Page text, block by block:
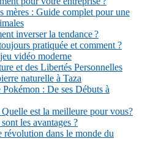
mères : Guide complet pour une
inverser la tendance ?
pratiquée et comment ?
vidéo moderne
et des Libertés Personnelles
naturelle à Taza
: De ses Débuts à
est la meilleure pour vous?
les avantages ?
dans le monde du